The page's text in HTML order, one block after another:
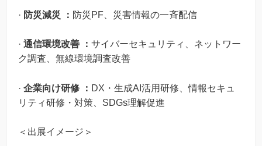
· 防災減災 ： 防災PF、災害情報の一斉配信
· 通信環境改善 ： サイバーセキュリティ、ネットワー
ク調査、無線環境調査改善
· 企業向け研修 ： DX・生成AI活用研修、情報セキュ
リティ研修・対策、SDGs理解促進
＜出展イメージ＞